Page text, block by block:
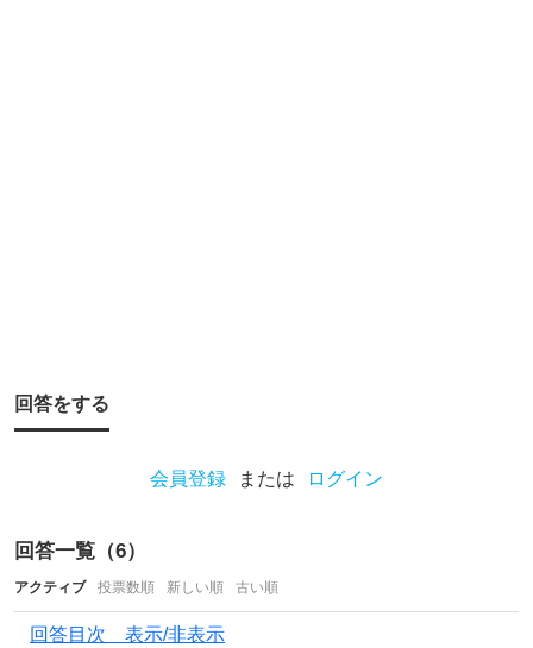
り
だ
と
思
回答をする
会員登録 または ログイン
回答一覧（6）
アクティブ 投票数順 新しい順 古い順
回答目次 表示/非表示